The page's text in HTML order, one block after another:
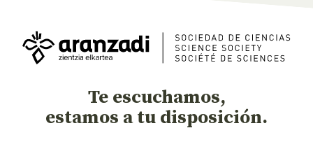
Te escuchamos,
estamos a tu disposición.